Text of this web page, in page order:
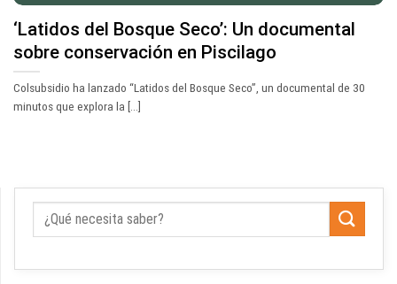
‘Latidos del Bosque Seco’: Un documental
sobre conservación en Piscilago
Colsubsidio ha lanzado “Latidos del Bosque Seco”, un documental de 30
minutos que explora la [...]